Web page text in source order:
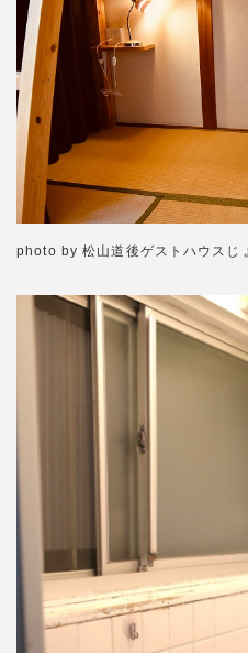
photo by 松山道後ゲストハウスじ